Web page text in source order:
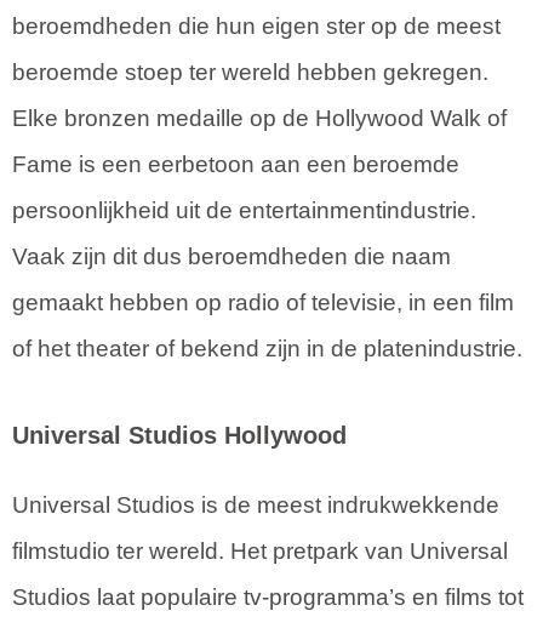
beroemdheden die hun eigen ster op de meest
beroemde stoep ter wereld hebben gekregen.
Elke bronzen medaille op de Hollywood Walk of
Fame is een eerbetoon aan een beroemde
persoonlijkheid uit de entertainmentindustrie.
Vaak zijn dit dus beroemdheden die naam
gemaakt hebben op radio of televisie, in een film
of het theater of bekend zijn in de platenindustrie.
Universal Studios Hollywood
Universal Studios is de meest indrukwekkende
filmstudio ter wereld. Het pretpark van Universal
Studios laat populaire tv-programma’s en films tot